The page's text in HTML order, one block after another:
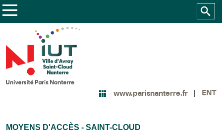
www.parisnanterre.fr ENT
MOYENS D'ACCÈS - SAINT-CLOUD